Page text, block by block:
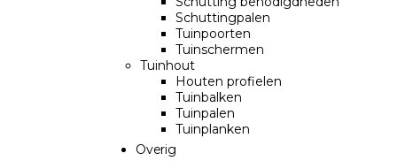
Schuttingpalen
Tuinpoorten
Tuinschermen
Tuinhout
Houten profielen
Tuinbalken
Tuinpalen
Tuinplanken
Overig